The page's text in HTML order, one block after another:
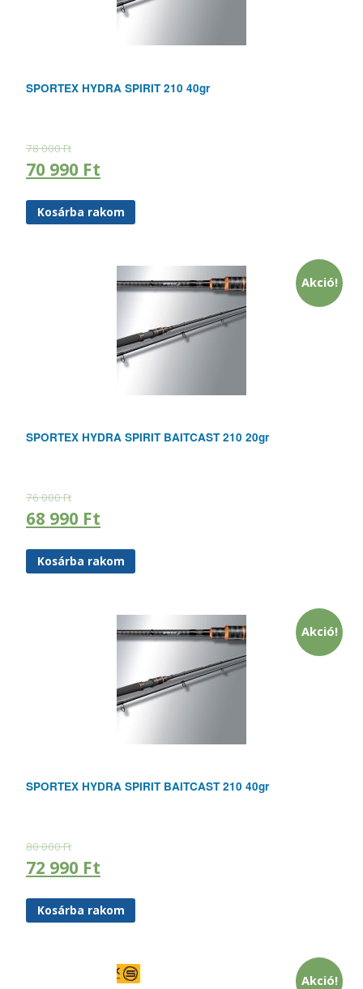
SPORTEX HYDRA SPIRIT 210 40gr
78 000Ft
70 990 Ft
Kosárba rakom
Akció!
SPORTEX HYDRA SPIRIT BAITCAST 210 20gr
76 000Ft
68 990 Ft
Kosárba rakom
Akció!
SPORTEX HYDRA SPIRIT BAITCAST 210 40gr
80 000Ft
72 990 Ft
Kosárba rakom
Akció!